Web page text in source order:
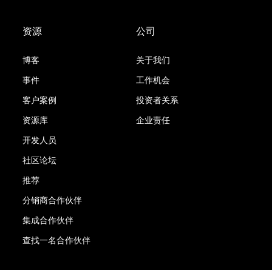
资源
博客
事件
客户案例
资源库
开发人员
社区论坛
推荐
分销商合作伙伴
集成合作伙伴
查找一名合作伙伴
公司
关于我们
工作机会
投资者关系
企业责任